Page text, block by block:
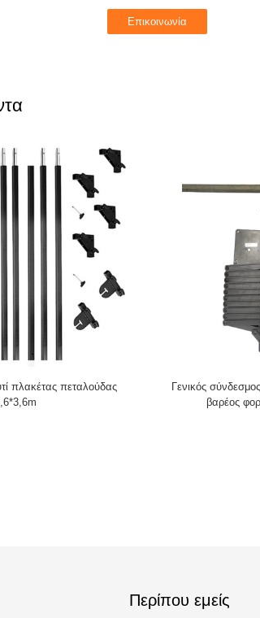
πλακέτας πεταλούδας
Γενικός
βαρέος
Περίπου εμείς